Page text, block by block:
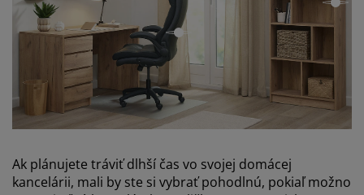
open
Ak plánujete tráviť dlhší čas vo svojej domácej
kancelárii, mali by ste si vybrať pohodlnú, pokiaľ možno